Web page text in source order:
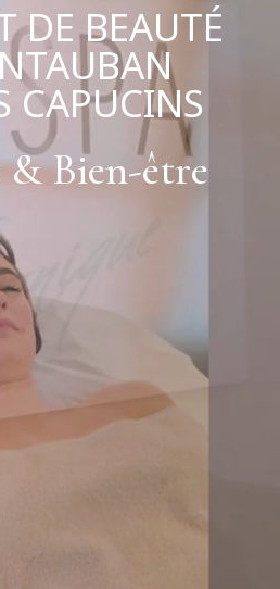
DE BEAUTÉ
CAPUCINS
Bien-être